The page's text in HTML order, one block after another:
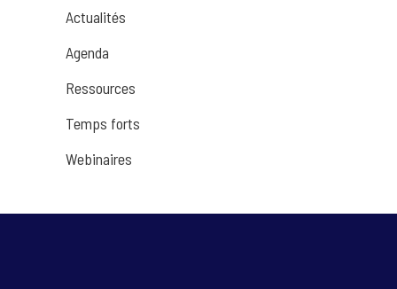
Actualités
Agenda
Ressources
Temps forts
Webinaires